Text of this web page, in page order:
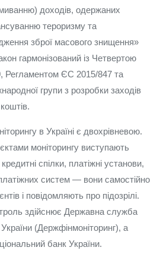
доходів, одержаних
тероризму та
зброї масового знищення»
гармонізований із Четвертою
Регламентом ЄС 2015/847 та
групи з розробки заходів
в Україні є двохрівневою.
моніторингу виступають
спілки, платіжні установи,
систем — вони самостійно
і повідомляють про підозрілі.
здійснює Державна служба
(Держфінмоніторинг), а
банк України.